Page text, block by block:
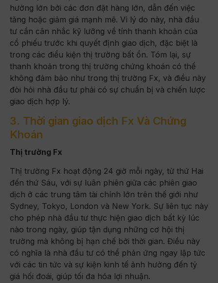
hưởng lớn bởi các đơn đặt hàng lớn, dẫn đến việc
tăng hoặc giảm giá mạnh mẽ. Vì lý do này, nhà đầu
tư cần cân nhắc kỹ lưỡng về tính thanh khoản của
cổ phiếu trước khi quyết định giao dịch, đặc biệt là
trong các điều kiện thị trường bất ổn. Tóm lại, sự
thanh khoản trong thị trường chứng khoán có thể
không đảm bảo như trong thị trường Fx, và điều này
đòi hỏi nhà đầu tư phải có sự chuẩn bị và chiến lược
giao dịch hợp lý.
3. Thời gian giao dịch Fx Và Chứng
Khoán
Thị trường Fx
Thị trường Fx hoạt động 24 giờ mỗi ngày, từ thứ Hai
đến thứ Sáu, với sự luân phiên giữa các phiên giao
dịch ở các trung tâm tài chính lớn trên thế giới như
Sydney, Tokyo, London và New York. Sự liên tục này
cho phép nhà đầu tư thực hiện giao dịch bất kỳ lúc
nào trong ngày, giúp tận dụng những cơ hội thị
trường mà không bị hạn chế bởi thời gian. Điều này
có nghĩa là nhà đầu tư có thể phản ứng ngay lập tức
với các tin tức và sự kiện kinh tế ảnh hưởng đến tỷ
giá hối đoái, giúp tối đa hóa lợi nhuận.